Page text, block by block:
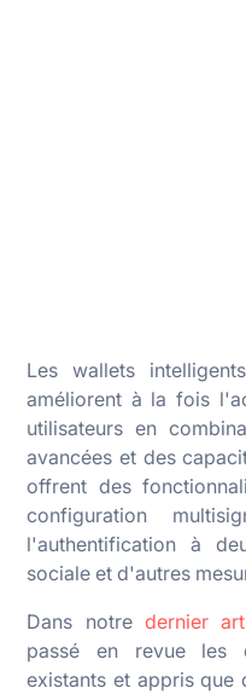
Les wallets
améliorent à la fois
utilisateurs en
avancées et des
offrent des
configuration
l'authentification à
sociale et d'autres
Dans notre dernier
passé en revue les
existants et appris que